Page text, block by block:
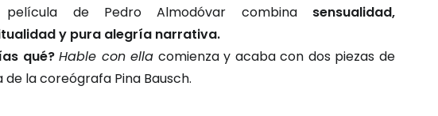
película de Pedro Almodóvar combina sensualidad,
y pura alegría narrativa.
qué? Hable con ella comienza y acaba con dos piezas de
de la coreógrafa Pina Bausch.